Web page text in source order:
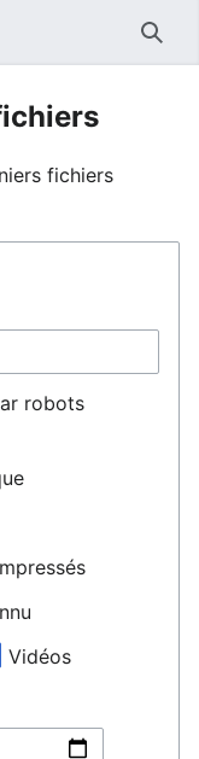
fichiers
robots
Vidéos